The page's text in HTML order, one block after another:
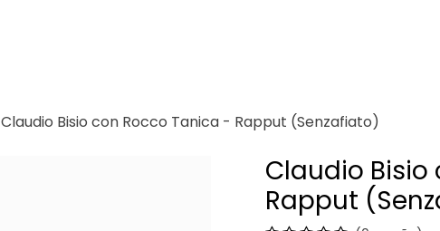
Claudio Bisio con Rocco Tanica - Rapput (Senzafiato)
Claudio Bisio
Rapput